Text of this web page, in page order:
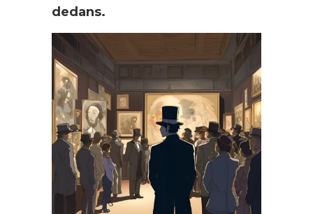
dedans.